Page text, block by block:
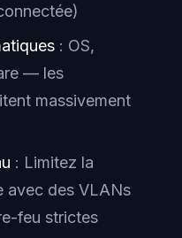
: OS,
— les
massivement
: Limitez la
avec des VLANs
feu strictes